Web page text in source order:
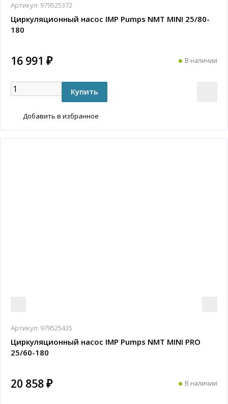
Артикул: 979525372
Циркуляционный насос IMP Pumps NMT MINI 25/80-
180
16 991 ₽ В наличии
Добавить в избранное
Артикул: 979525435
Циркуляционный насос IMP Pumps NMT MINI PRO
25/60-180
20 858 ₽ В наличии